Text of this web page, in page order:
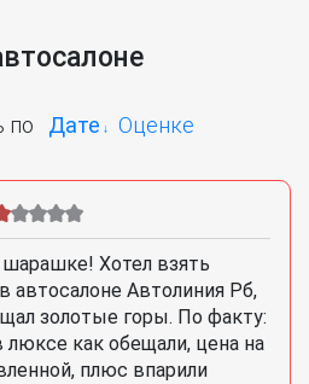
по Дате Оценке
Хотел взять
автосалоне Автолиния Рб,
золотые горы. По факту:
люксе как обещали, цена на
плюс впарили